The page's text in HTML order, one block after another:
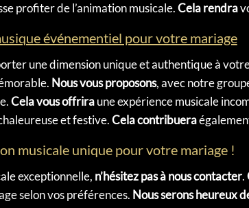
profiter de l’animation musicale.Cela rendra
événementiel pour votre mariage
une dimension unique et authentique à
Nous vous proposons, avec notre
Cela vous offriraune expérience musicale
et festive.Cela contribuera
musicale unique pour votre mariage !
exceptionnelle, n’hésitez pas à nous contacter.
selon vos préférences. Nous serons heureux